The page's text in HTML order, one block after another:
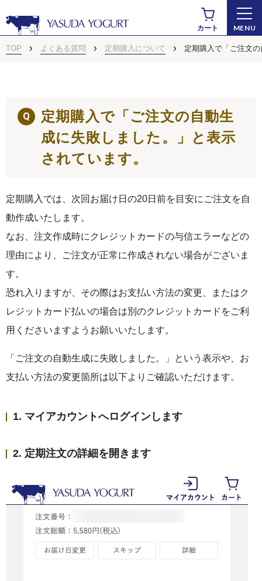
カート MENU
商品から探す
ヨーグルト
アイス・フローズンヨ
TOP よくある質問 定期購入について 定期購入で「ご注文
定期購入で「ご注文の自動生
成に失敗しました。」と表示
されています。
定期購入では、次回お届け日の20日前を目安にご注文を自
動作成いたします。
なお、注文作成時にクレジットカードの与信エラーなどの
理由により、ご注文が正常に作成されない場合がございま
す。
恐れ入りますが、その際はお支払い方法の変更、またはク
レジットカード払いの場合は別のクレジットカードをご利
用くださいますようお願いいたします。
「ご注文の自動生成に失敗しました。」という表示や、お
支払い方法の変更箇所は以下よりご確認いただけます。
1. マイアカウントへログインします
2. 定期注文の詳細を開きます